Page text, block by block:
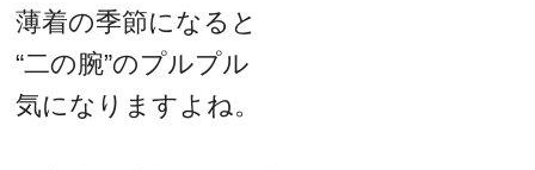
薄着の季節になると
“二の腕”のプルプル
気になりますよね。